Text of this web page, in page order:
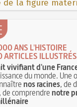
de la figure
ANS L'HISTOIRE
ILLUSTRÉS
vivifiant d'une
du monde. Une
nos racines, de
, de comprendrenotre